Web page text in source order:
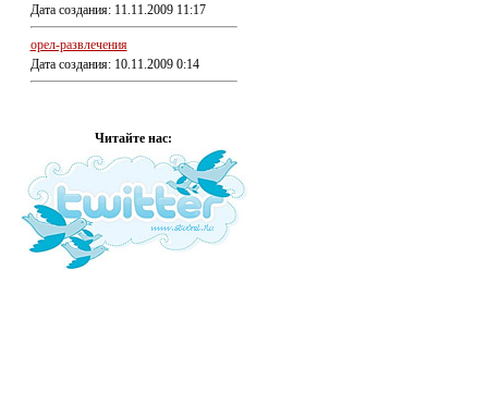
Дата создания: 11.11.2009 11:17
орел-развлечения
Дата создания: 10.11.2009 0:14
Читайте нас: